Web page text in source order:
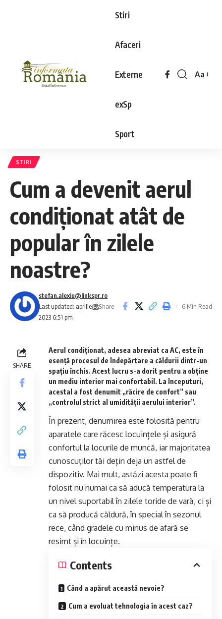
Stiri
Afaceri
Externe
exSp
Sport
Aa
STIRI
Cum a devenit aerul
condiționat atât de
popular în zilele
noastre?
Last updated: aprilie 8,
2023 6:51 pm
stefan.alexiu@linkspr.ro
Share
6 Min Read
SHARE
Aerul condiționat, adesea abreviat ca AC, este în
esență procesul de îndepărtare a căldurii dintr-un
spațiu închis. Acest lucru s-a dorit pentru a obține
un mediu interior mai confortabil. La începuturi,
acestal a fost denumit „răcire de confort” sau
„controlul strict al umidității aerului interior”.
În prezent, denumirea este folosită pentru
aparatele care răcesc locuințele și asigură
confortul la locurile de muncă, iar majoritatea
cunoscuților tăi dețin deja un astfel de
dispozitiv. Mai mult, astăzi acesta poate fi
folosit nu numai ca să aducă temperatura la
un nivel suportabil în zilele toride de vară, ci și
ca să producă căldură, în special în sezonul
rece, când gradele cu minus de afară se
resimt și în locuințe.
Contents
Când a apărut această nevoie?
Cum a evoluat tehnologia în acest caz?